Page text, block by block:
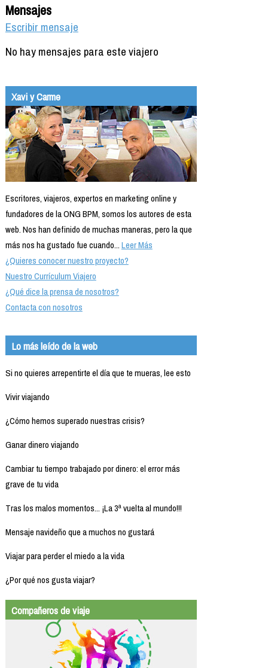
Mensajes
Escribir mensaje
No hay mensajes para este viajero
Xavi y Carme
Escritores, viajeros, expertos en marketing online y
fundadores de la ONG BPM, somos los autores de esta
web. Nos han definido de muchas maneras, pero la que
más nos ha gustado fue cuando...Leer Más
¿Quieres conocer nuestro proyecto?
Nuestro Currículum Viajero
¿Qué dice la prensa de nosotros?
Contacta con nosotros
Lo más leído de la web
Si no quieres arrepentirte el día que te mueras, lee esto
Vivir viajando
¿Cómo hemos superado nuestras crisis?
Ganar dinero viajando
Cambiar tu tiempo trabajado por dinero: el error más
grave de tu vida
Tras los malos momentos... ¡La 3ª vuelta al mundo!!!
Mensaje navideño que a muchos no gustará
Viajar para perder el miedo a la vida
¿Por qué nos gusta viajar?
Compañeros de viaje